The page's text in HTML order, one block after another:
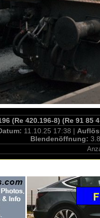
(Re 420.196-8) (Re 91 85
11.10.25 17:38 |
Blendenöffnung: